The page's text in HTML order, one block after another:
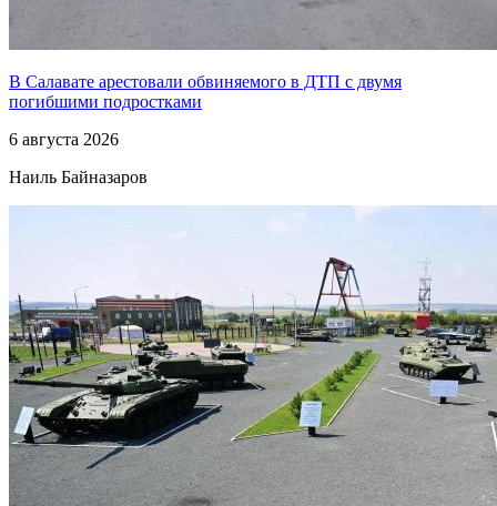
В Салавате арестовали обвиняемого в ДТП с двумя
погибшими подростками
6 августа 2026
Наиль Байназаров